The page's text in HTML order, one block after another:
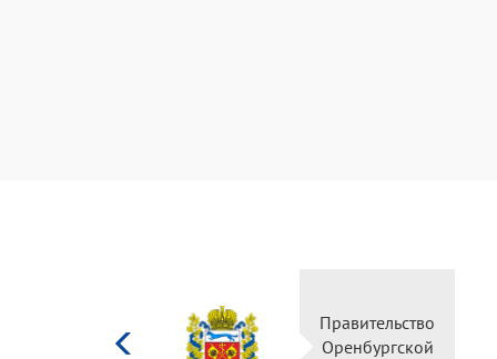
Правительство
Оренбургской